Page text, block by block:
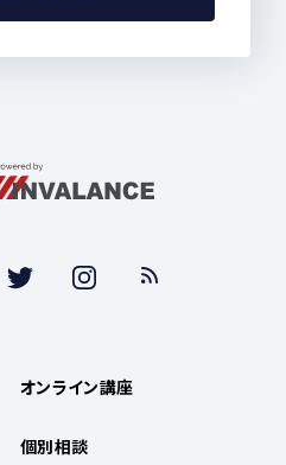
オンライン講座
個別相談